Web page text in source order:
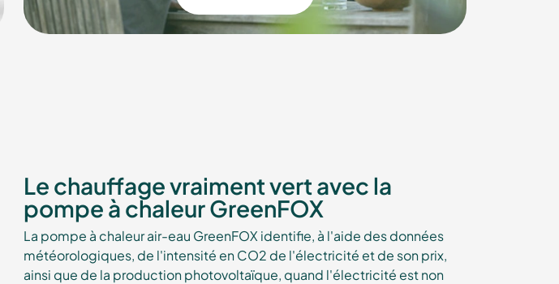
Le chauffage vraiment vert avec la
pompe à chaleur GreenFOX
La pompe à chaleur air-eau GreenFOX identifie, à l'aide des données
météorologiques, de l'intensité en CO2 de l'électricité et de son prix,
ainsi que de la production photovoltaïque, quand l'électricité est non